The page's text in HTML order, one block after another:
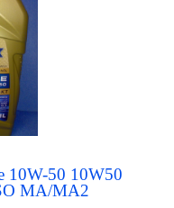
10W-50 10W50
MA/MA2